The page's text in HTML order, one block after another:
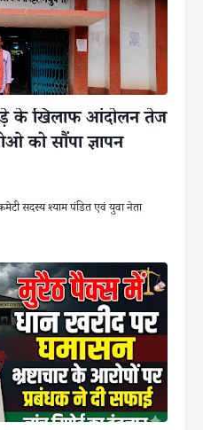
के खिलाफ आंदोलन तेज
को सौंपा ज्ञापन
सदस्य श्याम पंडित एवं युवा नेता